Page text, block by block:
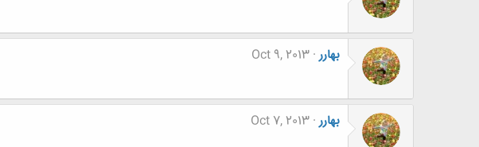
بهارر Oct 9, 2013
بهارر Oct 7, 2013